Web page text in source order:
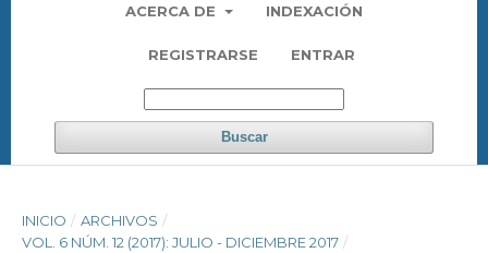
ACERCA DE INDEXACIÓN
REGISTRARSE ENTRAR
Buscar
INICIO / ARCHIVOS /
VOL. 6 NÚM. 12 (2017): JULIO - DICIEMBRE 2017 /